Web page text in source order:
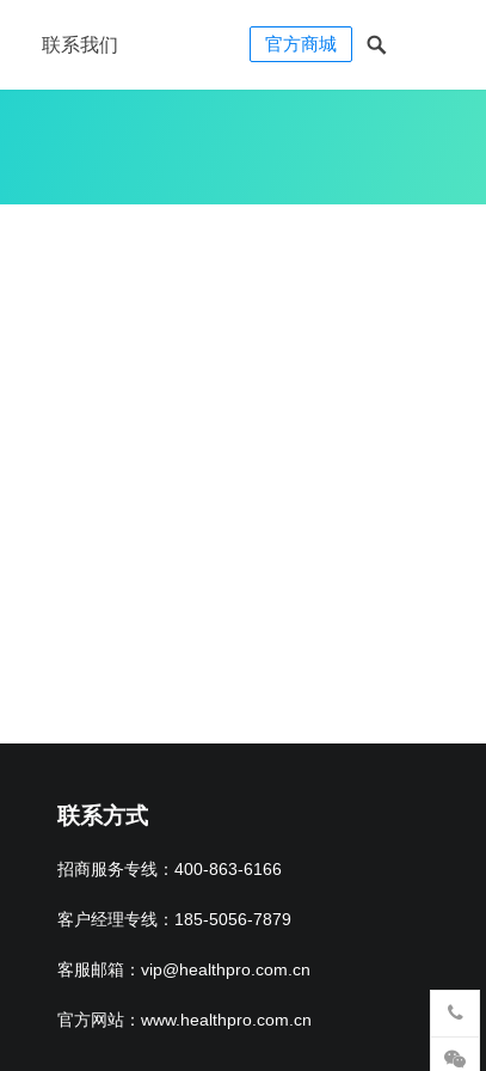
联系我们 官方商城
联系方式
招商服务专线：400-863-6166
客户经理专线：185-5056-7879
客服邮箱：vip@healthpro.com.cn
官方网站：www.healthpro.com.cn